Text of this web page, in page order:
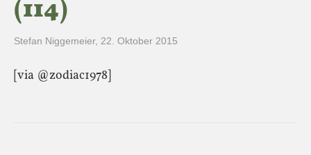
(114)
Stefan Niggemeier, 22. Oktober 2015
[via @zodiac1978]